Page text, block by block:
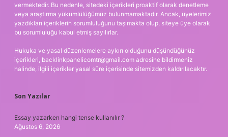
vermektedir. Bu nedenle, sitedeki içerikleri proaktif olarak denetleme
veya araştırma yükümlülüğümüz bulunmamaktadır. Ancak, üyelerimiz
yazdıkları içeriklerin sorumluluğunu taşımakta olup, siteye üye olarak
bu sorumluluğu kabul etmiş sayılırlar.
Hukuka ve yasal düzenlemelere aykırı olduğunu düşündüğünüz
içerikleri, backlinkpanelicomtr@gmail.com adresine bildirmeniz
halinde, ilgili içerikler yasal süre içerisinde sitemizden kaldırılacaktır.
Son Yazılar
Essay yazarken hangi tense kullanılır ?
Ağustos 6, 2026